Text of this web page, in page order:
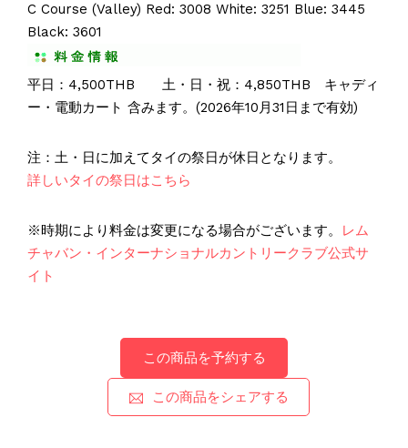
C Course (Valley) Red: 3008 White: 3251 Blue: 3445
Black: 3601
平日：4,500THB 土・日・祝：4,850THB キャディ
ー・電動カート 含みます。(2026年10月31日まで有効)
注：土・日に加えてタイの祭日が休日となります。
詳しいタイの祭日はこちら
※時期により料金は変更になる場合がございます。
レム
チャバン・インターナショナルカントリークラブ公式サ
イト
この商品を予約する
この商品をシェアする